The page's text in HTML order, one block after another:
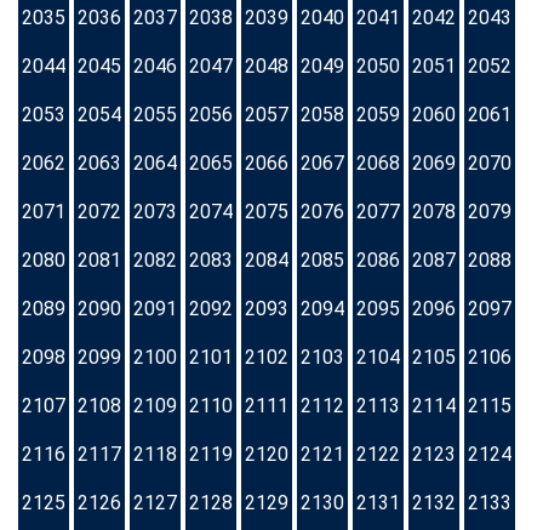
2035 2036 2037 2038 2039 2040 2041 2042 2043
2044 2045 2046 2047 2048 2049 2050 2051 2052
2053 2054 2055 2056 2057 2058 2059 2060 2061
2062 2063 2064 2065 2066 2067 2068 2069 2070
2071 2072 2073 2074 2075 2076 2077 2078 2079
2080 2081 2082 2083 2084 2085 2086 2087 2088
2089 2090 2091 2092 2093 2094 2095 2096 2097
2098 2099 2100 2101 2102 2103 2104 2105 2106
2107 2108 2109 2110 2111 2112 2113 2114 2115
2116 2117 2118 2119 2120 2121 2122 2123 2124
2125 2126 2127 2128 2129 2130 2131 2132 2133